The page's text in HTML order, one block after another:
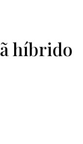
híbrido